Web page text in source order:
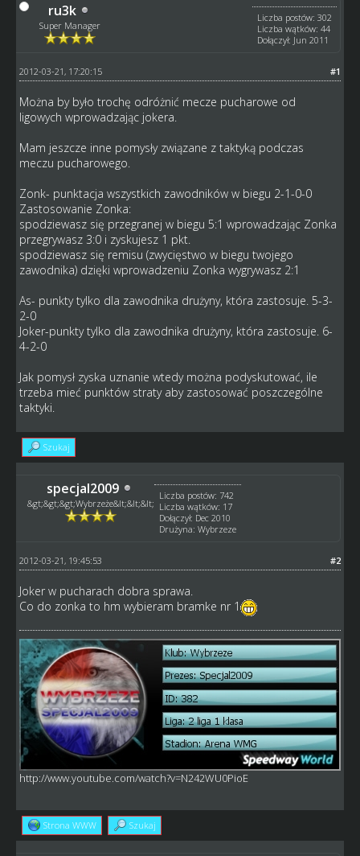
ru3k
Super Manager
Liczba postów: 302
Liczba wątków: 44
Dołączył: Jun 2011
#1
2012-03-21, 17:20:15
Można by było trochę odróżnić mecze pucharowe od
ligowych wprowadzając jokera.
Mam jeszcze inne pomysły związane z taktyką podczas
meczu pucharowego.
Zonk- punktacja wszystkich zawodników w biegu 2-1-0-0
Zastosowanie Zonka:
spodziewasz się przegranej w biegu 5:1 wprowadzając Zonka
przegrywasz 3:0 i zyskujesz 1 pkt.
spodziewasz się remisu (zwycięstwo w biegu twojego
zawodnika) dzięki wprowadzeniu Zonka wygrywasz 2:1
As- punkty tylko dla zawodnika drużyny, która zastosuje. 5-3-
2-0
Joker-punkty tylko dla zawodnika drużyny, która zastosuje. 6-
4-2-0
Jak pomysł zyska uznanie wtedy można podyskutować, ile
trzeba mieć punktów straty aby zastosować poszczególne
taktyki.
Szukaj
specjal2009
&gt;&gt;&gt;Wybrzeże&lt;&lt;&lt;
Liczba postów: 742
Liczba wątków: 17
Dołączył: Dec 2010
Drużyna: Wybrzeze
#2
2012-03-21, 19:45:53
Joker w pucharach dobra sprawa.
Co do zonka to hm wybieram bramke nr 1
http://www.youtube.com/watch?v=N242WU0PioE
Strona WWW Szukaj